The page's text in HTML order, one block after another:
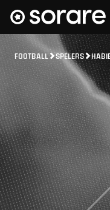
FOOTBALL SPELERS